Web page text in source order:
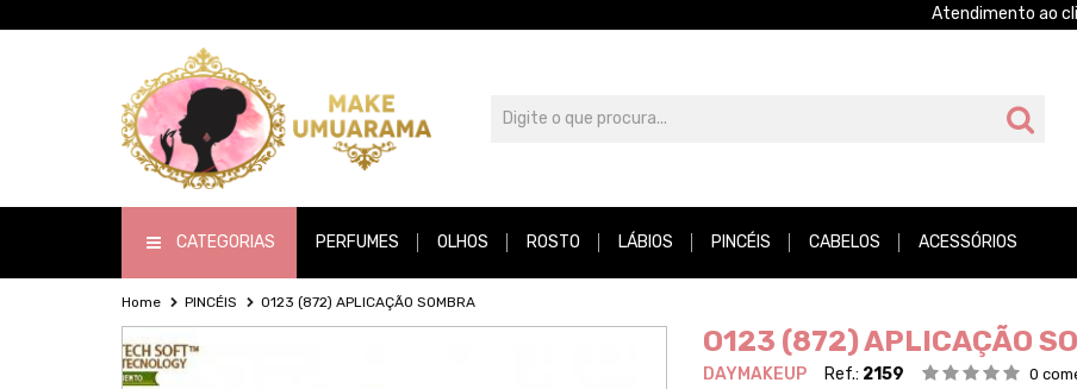
Atendimento ao
CATEGORIAS PERFUMES OLHOS ROSTO LÁBIOS PINCÉIS CABELOS ACESSÓRIOS
Home PINCÉIS O123 (872) APLICAÇÃO SOMBRA
O123 (872) APLICAÇÃO
DAYMAKEUP Ref.: 2159 0